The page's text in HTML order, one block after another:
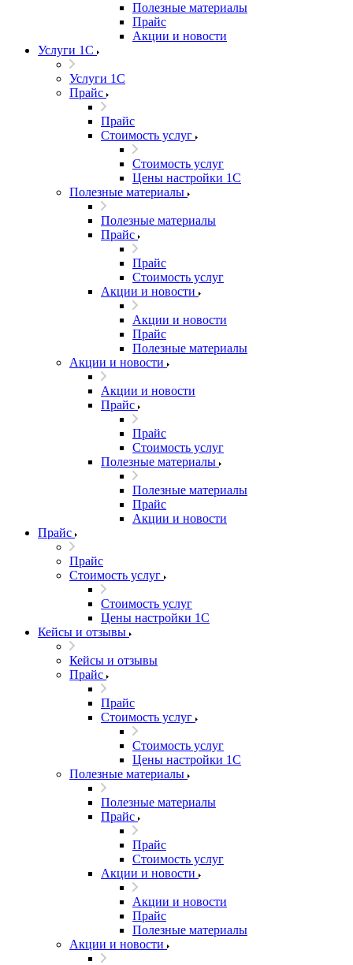
Полезные материалы
Прайс
Акции и новости
Услуги 1С
Услуги 1С
Прайс
Прайс
Стоимость услуг
Стоимость услуг
Цены настройки 1С
Полезные материалы
Полезные материалы
Прайс
Прайс
Стоимость услуг
Акции и новости
Акции и новости
Прайс
Полезные материалы
Акции и новости
Акции и новости
Прайс
Прайс
Стоимость услуг
Полезные материалы
Полезные материалы
Прайс
Акции и новости
Прайс
Прайс
Стоимость услуг
Стоимость услуг
Цены настройки 1С
Кейсы и отзывы
Кейсы и отзывы
Прайс
Прайс
Стоимость услуг
Стоимость услуг
Цены настройки 1С
Полезные материалы
Полезные материалы
Прайс
Прайс
Стоимость услуг
Акции и новости
Акции и новости
Прайс
Полезные материалы
Акции и новости